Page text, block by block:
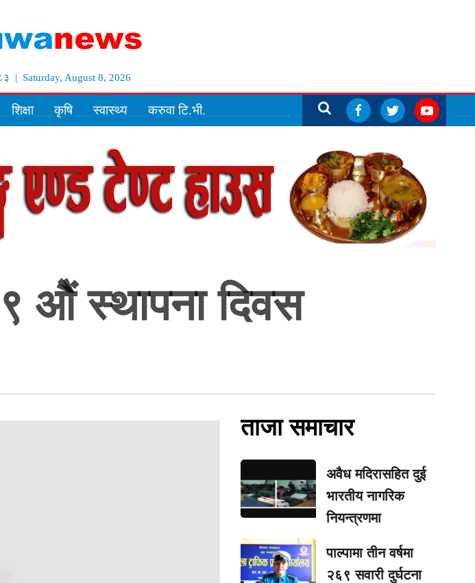
| Saturday, August 8, 2026
शिक्षा कृषि स्वास्थ्य करुवा टि.भी.
ओैं स्थापना दिवस
ताजा समाचार
अवैध मदिरासहित दुई
भारतीय नागरिक
नियन्त्रणमा
पाल्पामा तीन वर्षमा
२६९ सवारी दुर्घटना